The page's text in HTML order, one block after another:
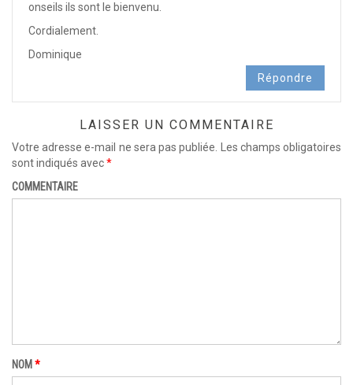
onseils ils sont le bienvenu.
Cordialement.
Dominique
Répondre
LAISSER UN COMMENTAIRE
Votre adresse e-mail ne sera pas publiée.
Les champs obligatoires
sont indiqués avec*
COMMENTAIRE
NOM *